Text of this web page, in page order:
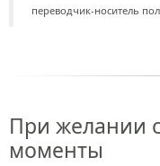
переводчик-носитель
При желании
моменты